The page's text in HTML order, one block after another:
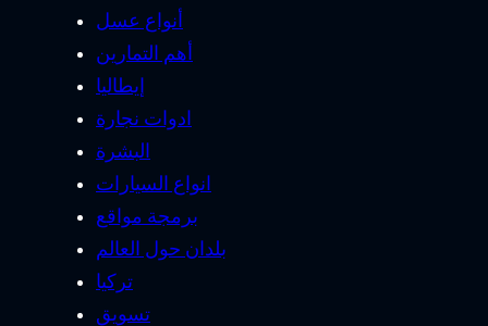
أنواع عسل
أهم التمارين
إيطاليا
ادوات نجارة
البشرة
انواع السيارات
برمجة مواقع
بلدان حول العالم
تركيا
تسويق